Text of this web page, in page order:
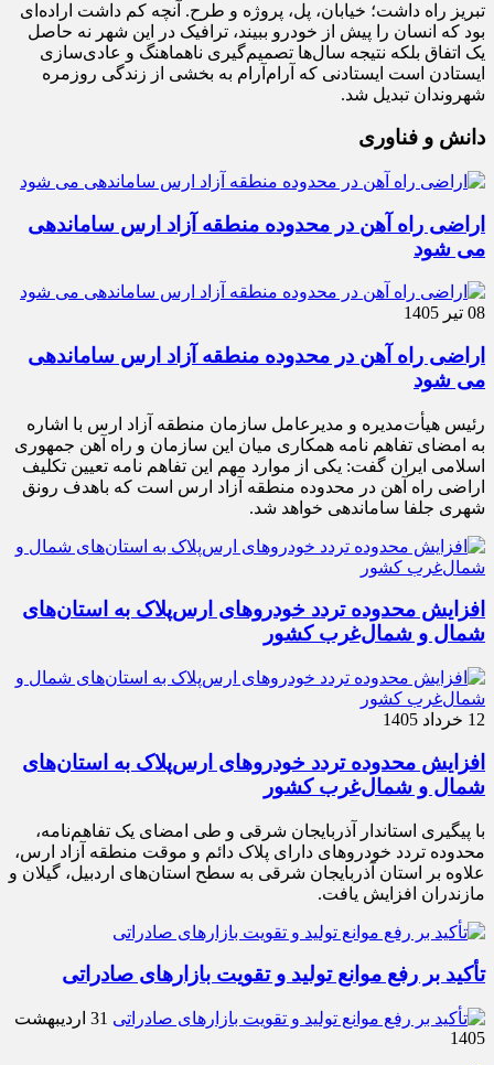
تبریز راه داشت؛ خیابان، پل، پروژه و طرح. آنچه کم داشت اراده‌ای
بود که انسان را پیش از خودرو ببیند، ترافیک در این شهر نه حاصل
یک اتفاق بلکه نتیجه سال‌ها تصمیم‌گیری ناهماهنگ و عادی‌سازی
ایستادن است ایستادنی که آرام‌آرام به بخشی از زندگی روزمره
شهروندان تبدیل شد.
دانش و فناوری
اراضی راه آهن در محدوده منطقه آزاد ارس ساماندهی
می شود
08 تیر 1405
اراضی راه آهن در محدوده منطقه آزاد ارس ساماندهی
می شود
رئیس هیأت‌مدیره و مدیرعامل سازمان منطقه آزاد ارس با اشاره
به امضای تفاهم نامه همکاری میان این سازمان و راه آهن جمهوری
اسلامی ایران گفت: یکی از موارد مهم این تفاهم نامه تعیین تکلیف
اراضی راه آهن در محدوده منطقه آزاد ارس است که باهدف رونق
شهری جلفا ساماندهی خواهد شد.
افزایش محدوده تردد خودروهای ارس‌پلاک به استان‌های
شمال و شمال‌غرب کشور
12 خرداد 1405
افزایش محدوده تردد خودروهای ارس‌پلاک به استان‌های
شمال و شمال‌غرب کشور
با پیگیری استاندار آذربایجان شرقی و طی امضای یک تفاهم‌نامه،
محدوده تردد خودروهای دارای پلاک دائم و موقت منطقه آزاد ارس،
علاوه بر استان آذربایجان شرقی به سطح استان‌های اردبیل، گیلان و
مازندران افزایش یافت.
تأکید بر رفع موانع تولید و تقویت بازارهای صادراتی
31 اردیبهشت
1405